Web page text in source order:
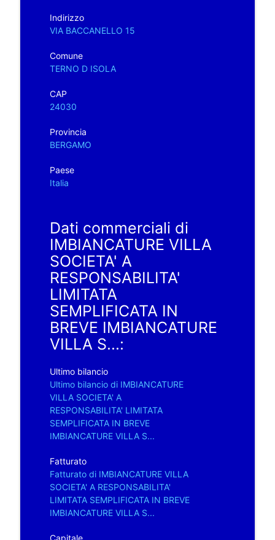
Indirizzo
VIA BACCANELLO 15
Comune
TERNO D ISOLA
CAP
24030
Provincia
BERGAMO
Paese
Italia
Dati commerciali di
IMBIANCATURE VILLA
SOCIETA' A
RESPONSABILITA'
LIMITATA
SEMPLIFICATA IN
BREVE IMBIANCATURE
VILLA S...:
Ultimo bilancio
Ultimo bilancio di IMBIANCATURE
VILLA SOCIETA' A
RESPONSABILITA' LIMITATA
SEMPLIFICATA IN BREVE
IMBIANCATURE VILLA S...
Fatturato
Fatturato di IMBIANCATURE VILLA
SOCIETA' A RESPONSABILITA'
LIMITATA SEMPLIFICATA IN BREVE
IMBIANCATURE VILLA S...
Capitale